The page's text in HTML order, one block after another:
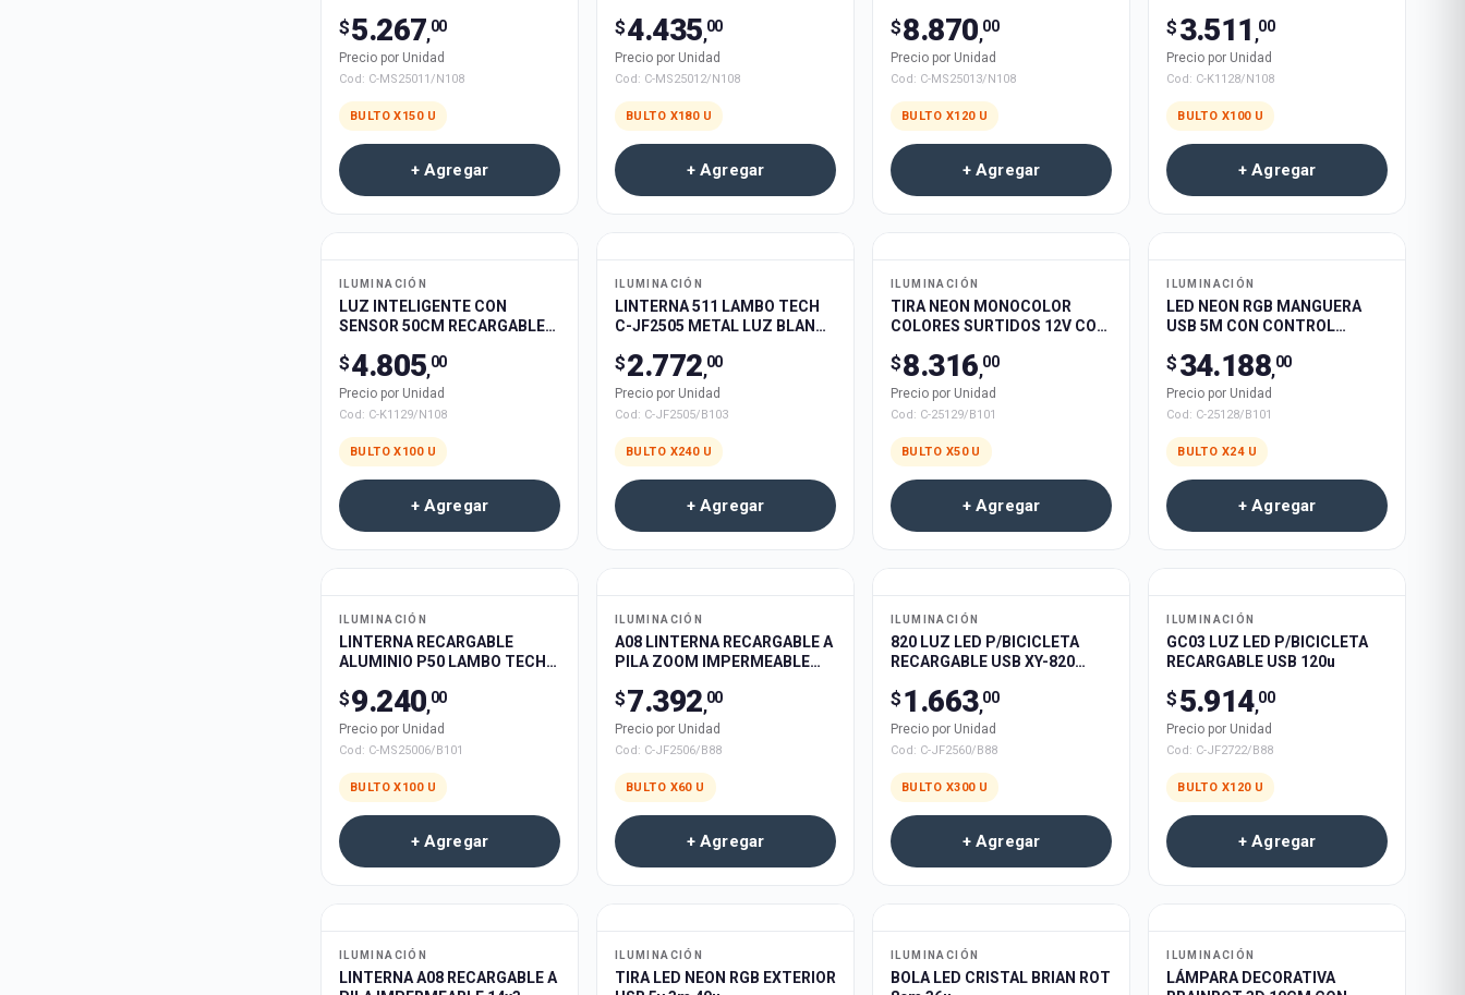
$5.267,00
Precio por Unidad
Cod: C-MS25011/N108
BULTO X150 U
+ Agregar
$4.435,00
Precio por Unidad
Cod: C-MS25012/N108
BULTO X180 U
+ Agregar
$8.870,00
Precio por Unidad
Cod: C-MS25013/N108
BULTO X120 U
+ Agregar
$ 3.511 ,00
Precio por Unidad
Cod: C-K1128/N108
BULTO X100 U
+ Agregar
ILUMINACIÓN
LUZ INTELIGENTE CON
SENSOR 50CM RECARGABLE
$4.805,00
Precio por Unidad
Cod: C-K1129/N108
BULTO X100 U
+ Agregar
ILUMINACIÓN
LINTERNA 511 LAMBO TECH
C-JF2505 METAL LUZ BLANCA
240u
$2.772,00
Precio por Unidad
Cod: C-JF2505/B103
BULTO X240 U
+ Agregar
ILUMINACIÓN
TIRA NEON MONOCOLOR
COLORES SURTIDOS 12V CON
$8.316,00
Precio por Unidad
Cod: C-25129/B101
BULTO X50 U
+ Agregar
ILUMINACIÓN
LED NEON RGB MANGUERA
USB 5M CON CONTROL
$ 34.188,00
Precio por Unidad
Cod: C-25128/B101
BULTO X24 U
+ Agregar
ILUMINACIÓN
LINTERNA RECARGABLE
ALUMINIO P50 LAMBO TECH
$9.240,00
Precio por Unidad
Cod: C-MS25006/B101
BULTO X100 U
+ Agregar
ILUMINACIÓN
A08 LINTERNA RECARGABLE A
PILA ZOOM IMPERMEABLE
$7.392,00
Precio por Unidad
Cod: C-JF2506/B88
BULTO X60 U
+ Agregar
ILUMINACIÓN
820 LUZ LED P/BICICLETA
RECARGABLE USB XY-820
$ 1.663,00
Precio por Unidad
Cod: C-JF2560/B88
BULTO X300 U
+ Agregar
ILUMINACIÓN
GC03 LUZ LED P/BICICLETA
RECARGABLE USB 120u
$ 5.914,00
Precio por Unidad
Cod: C-JF2722/B88
BULTO X120 U
+ Agregar
ILUMINACIÓN
LINTERNA A08 RECARGABLE A
ILUMINACIÓN
TIRA LED NEON RGB EXTERIOR
ILUMINACIÓN
BOLA LED CRISTAL BRIAN ROT
ILUMINACIÓN
LÁMPARA DECORATIVA